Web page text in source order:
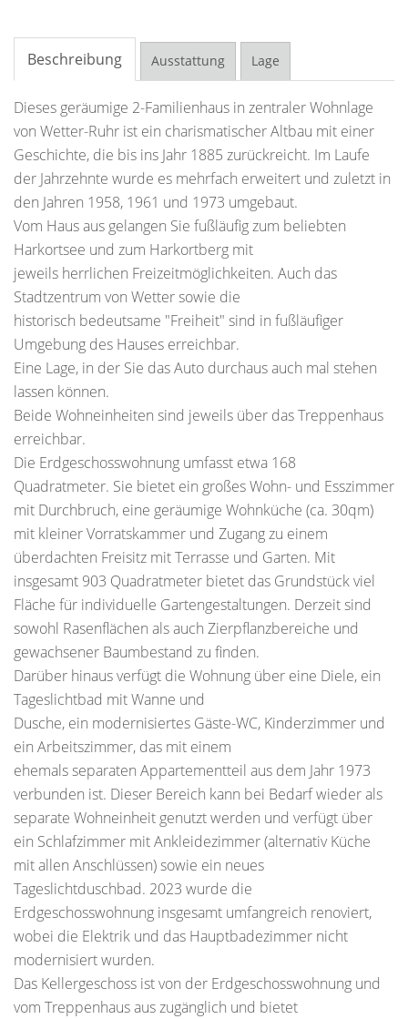
Beschreibung Ausstattung Lage
Dieses geräumige 2-Familienhaus in zentraler Wohnlage
von Wetter-Ruhr ist ein charismatischer Altbau mit einer
Geschichte, die bis ins Jahr 1885 zurückreicht. Im Laufe
der Jahrzehnte wurde es mehrfach erweitert und zuletzt in
den Jahren 1958, 1961 und 1973 umgebaut.
Vom Haus aus gelangen Sie fußläufig zum beliebten
Harkortsee und zum Harkortberg mit
jeweils herrlichen Freizeitmöglichkeiten. Auch das
Stadtzentrum von Wetter sowie die
historisch bedeutsame "Freiheit" sind in fußläufiger
Umgebung des Hauses erreichbar.
Eine Lage, in der Sie das Auto durchaus auch mal stehen
lassen können.
Beide Wohneinheiten sind jeweils über das Treppenhaus
erreichbar.
Die Erdgeschosswohnung umfasst etwa 168
Quadratmeter. Sie bietet ein großes Wohn- und Esszimmer
mit Durchbruch, eine geräumige Wohnküche (ca. 30qm)
mit kleiner Vorratskammer und Zugang zu einem
überdachten Freisitz mit Terrasse und Garten. Mit
insgesamt 903 Quadratmeter bietet das Grundstück viel
Fläche für individuelle Gartengestaltungen. Derzeit sind
sowohl Rasenflächen als auch Zierpflanzbereiche und
gewachsener Baumbestand zu finden.
Darüber hinaus verfügt die Wohnung über eine Diele, ein
Tageslichtbad mit Wanne und
Dusche, ein modernisiertes Gäste-WC, Kinderzimmer und
ein Arbeitszimmer, das mit einem
ehemals separaten Appartementteil aus dem Jahr 1973
verbunden ist. Dieser Bereich kann bei Bedarf wieder als
separate Wohneinheit genutzt werden und verfügt über
ein Schlafzimmer mit Ankleidezimmer (alternativ Küche
mit allen Anschlüssen) sowie ein neues
Tageslichtduschbad. 2023 wurde die
Erdgeschosswohnung insgesamt umfangreich renoviert,
wobei die Elektrik und das Hauptbadezimmer nicht
modernisiert wurden.
Das Kellergeschoss ist von der Erdgeschosswohnung und
vom Treppenhaus aus zugänglich und bietet